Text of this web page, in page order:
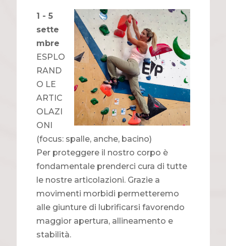
1 - 5
sette
mbre
ESPLO
RAND
O LE
ARTIC
OLAZI
ONI
(focus: spalle, anche, bacino)
Per proteggere il nostro corpo è
fondamentale prenderci cura di tutte
le nostre articolazioni. Grazie a
movimenti morbidi permetteremo
alle giunture di lubrificarsi favorendo
maggior apertura, allineamento e
stabilità.